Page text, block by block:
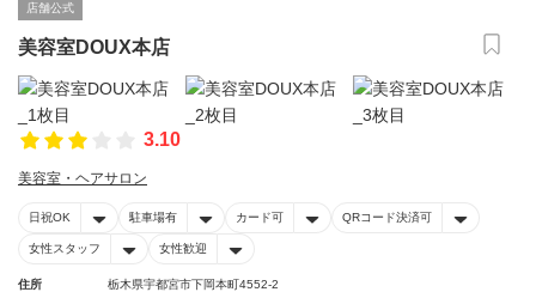
店舗公式
美容室DOUX本店
3.10
美容室・ヘアサロン
日祝OK 駐車場有 カード可 QRコード決済可
女性スタッフ 女性歓迎
住所
栃木県宇都宮市下岡本町4552-2